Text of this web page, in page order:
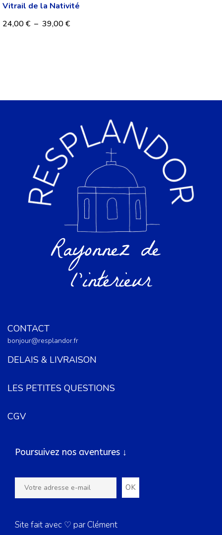
Vitrail de la Nativité
24,00€ – 39,00€
CONTACT
bonjour@resplandor.fr
DELAIS & LIVRAISON
LES PETITES QUESTIONS
CGV
Poursuivez nos aventures ↓
Site fait avec ♡ par Clément